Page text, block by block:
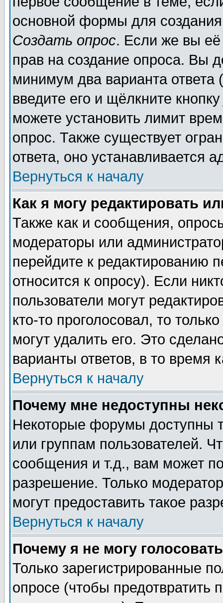
основной формы для
Создать опрос. Если же вы её
прав на создание опроса. Вы
минимум два варианта ответа
введите его и щёлкните
можете установить лимит
опрос. Также существует
ответа, оно устанавливается
Вернуться к началу
Как я могу редактировать
Также как и сообщения,
модераторы или
перейдите к редактированию
относится к опросу). Если
пользователи могут
кто-то проголосовал, то
могут удалить его. Это
варианты ответов, в то время
Вернуться к началу
Почему мне недоступны
Некоторые форумы доступны
или группам пользователей.
сообщения и т.д., вам может
разрешение. Только
могут предоставить такое
Вернуться к началу
Почему я не могу
Только зарегистрированные
опросе (чтобы предотвратить